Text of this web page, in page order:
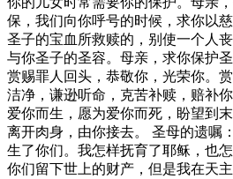
保，我们向你呼号的时候，求你以
圣子的宝血所救赎的，别使一个人
与你圣子的圣容。母亲，求你保护
赏赐罪人回头，恭敬你，光荣你。
洁净，谦逊听命，克苦补赎，赔补
爱你而生，愿为爱你而死，盼望到
离开肉身，由你接去。 圣母的遗嘱
生了你们。我怎样抚育了耶稣，也
你们留下世上的财产，但是我在天